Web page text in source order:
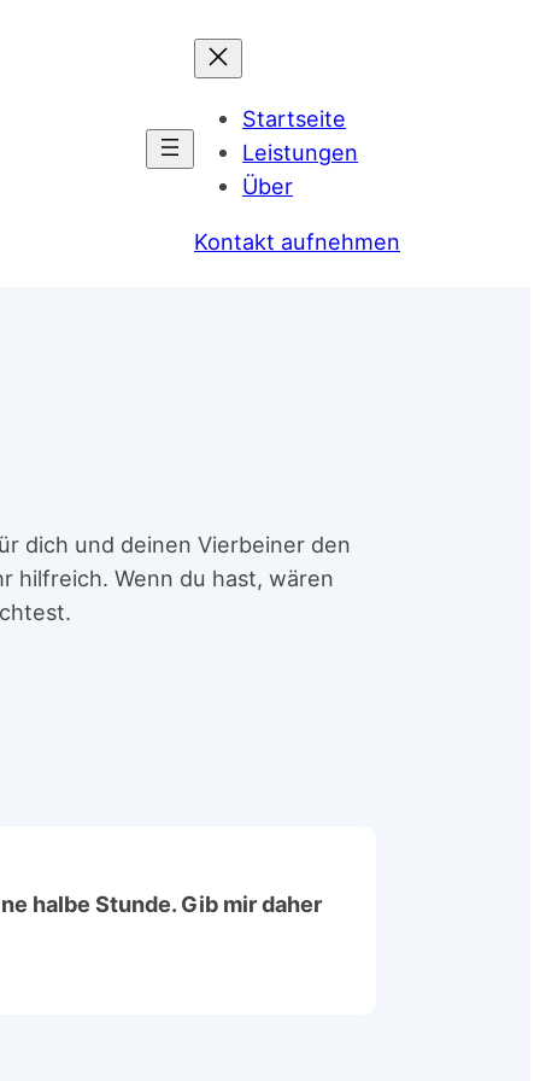
Startseite
Leistungen
Über
Kontakt aufnehmen
dich und deinen Vierbeiner den
hilfreich. Wenn du hast, wären
halbe Stunde. Gib mir daher